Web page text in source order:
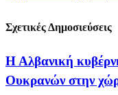
Σχετικές Δημοσιεύσεις
Η Αλβανική
Ουκρανών στην